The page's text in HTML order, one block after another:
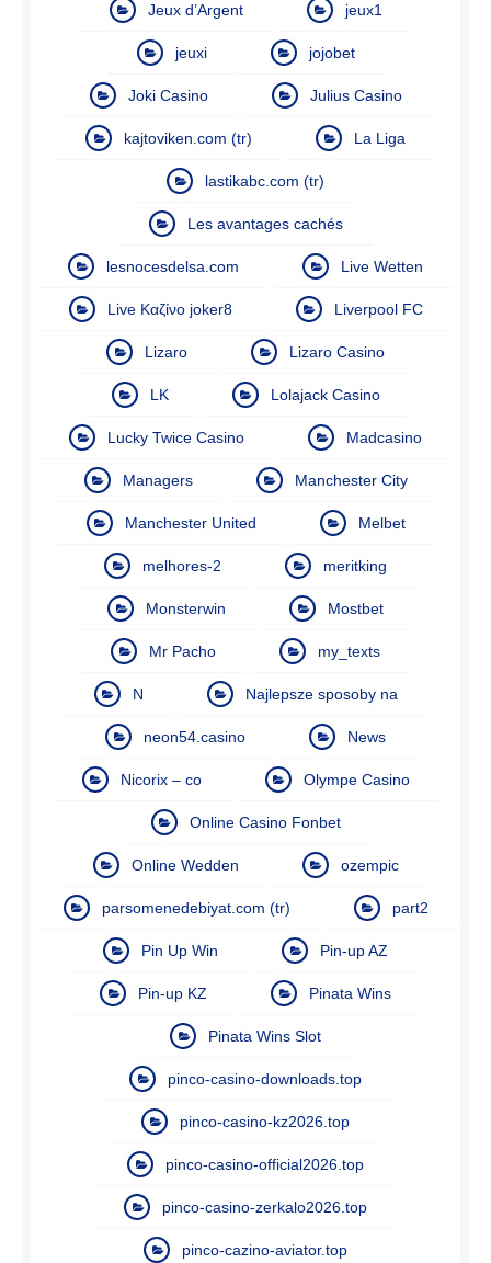
Jeux d’Argent jeux1
jeuxi jojobet
Joki Casino Julius Casino
kajtoviken.com (tr) La Liga
lastikabc.com (tr)
Les avantages cachés
lesnocesdelsa.com Live Wetten
Live Καζίνο joker8 Liverpool FC
Lizaro Lizaro Casino
LK Lolajack Casino
Lucky Twice Casino Madcasino
Managers Manchester City
Manchester United Melbet
melhores-2 meritking
Monsterwin Mostbet
Mr Pacho my_texts
N Najlepsze sposoby na
neon54.casino News
Nicorix – co Olympe Casino
Online Casino Fonbet
Online Wedden ozempic
parsomenedebiyat.com (tr) part2
Pin Up Win Pin-up AZ
Pin-up KZ Pinata Wins
Pinata Wins Slot
pinco-casino-downloads.top
pinco-casino-kz2026.top
pinco-casino-official2026.top
pinco-casino-zerkalo2026.top
pinco-cazino-aviator.top